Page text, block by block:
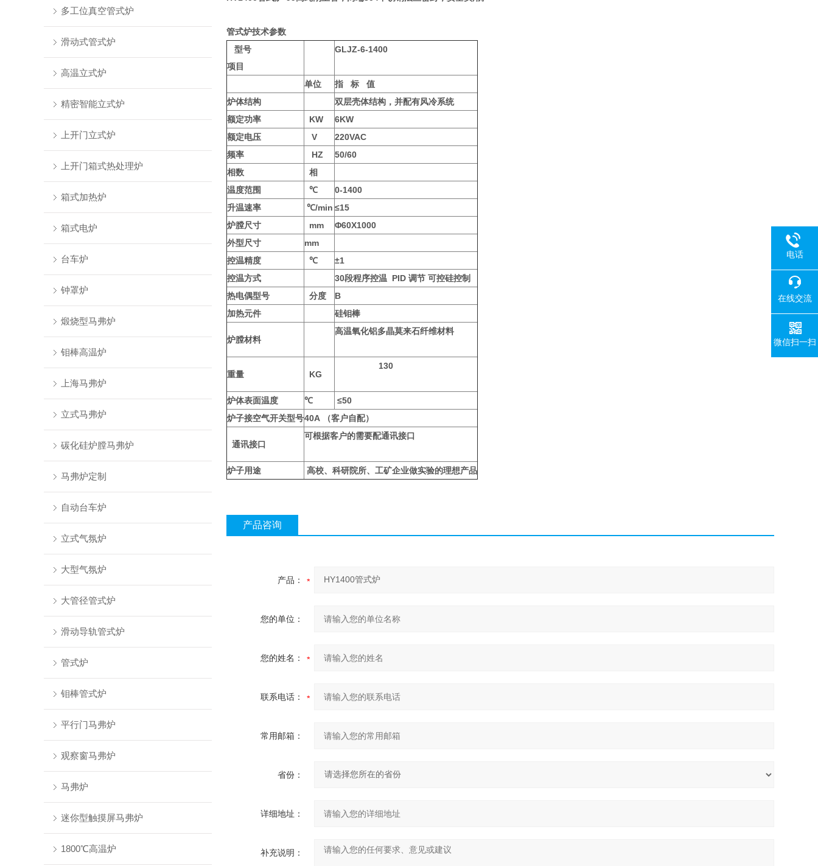
多工位真空管式炉
滑动式管式炉
高温立式炉
精密智能立式炉
上开门立式炉
上开门箱式热处理炉
箱式加热炉
箱式电炉
台车炉
钟罩炉
煅烧型马弗炉
钼棒高温炉
上海马弗炉
立式马弗炉
碳化硅炉膛马弗炉
马弗炉定制
自动台车炉
立式气氛炉
大型气氛炉
大管径管式炉
滑动导轨管式炉
管式炉
钼棒管式炉
平行门马弗炉
观察窗马弗炉
马弗炉
迷你型触摸屏马弗炉
1800℃高温炉
管式炉技术参数
型号
项目
GLJZ-6-1400
单位
指 标 值
炉体结构
双层壳体结构，并配有风冷系统
额定功率
KW
6KW
额定电压
V
220VAC
频率
HZ
50/60
相数
相
温度范围
℃
0-1400
升温速率
℃/min ≤15
炉膛尺寸
mm
Φ60X1000
外型尺寸
mm
控温精度
℃
±1
控温方式
30段程序控温 PID 调节 可控硅控制
热电偶型号
分度
B
加热元件
硅钼棒
炉膛材料
高温氧化铝多晶莫来石纤维材料
重量 KG
130
炉体表面温度 ℃
≤50
炉子接空气开关型号40A （客户自配）
通讯接口
可根据客户的需要配通讯接口
炉子用途 高校、科研院所、工矿企业做实验的理想产品
产品咨询
产品：
您的单位：
您的姓名：
联系电话：
常用邮箱：
省份：
详细地址：
补充说明：
电话
在线交流
微信扫一扫